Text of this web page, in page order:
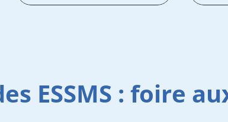
ESSMS : foire